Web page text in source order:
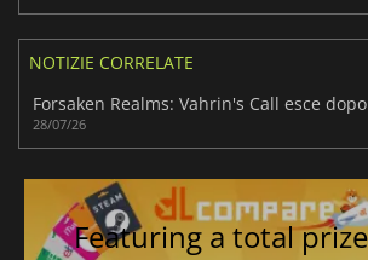
NOTIZIE CORRELATE
28/07/26
Featuring a total